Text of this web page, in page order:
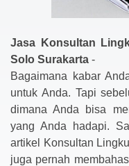
Jasa Konsultan
Solo Surakarta -
Bagaimana kabar
untuk Anda. Tapi
dimana Anda bisa
yang Anda hadapi.
artikel Konsultan
juga pernah